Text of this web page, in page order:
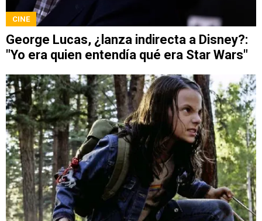
CINE
George Lucas, ¿lanza indirecta a Disney?:
"Yo era quien entendía qué era Star Wars"